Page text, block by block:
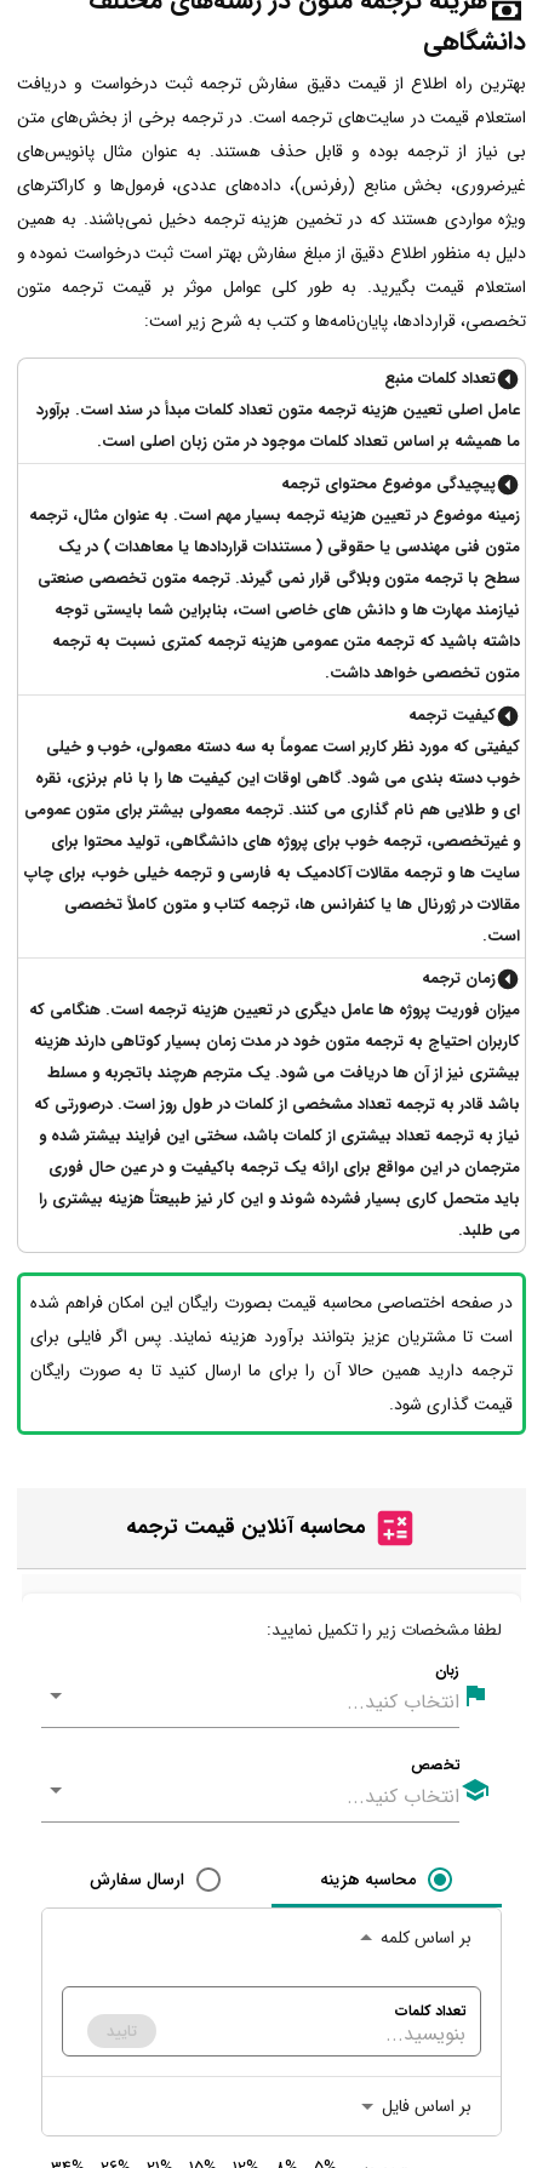
دانشگاهی
بهترین راه اطلاع از قیمت دقیق سفارش ترجمه ثبت درخواست و دریافت
استعلام قیمت در سایت‌های ترجمه است. در ترجمه برخی از بخش‌های متن
بی نیاز از ترجمه بوده و قابل حذف هستند. به عنوان مثال پانویس‌های
غیرضروری، بخش منابع (رفرنس)، داده‌های عددی، فرمول‌ها و کاراکترهای
ویژه مواردی هستند که در تخمین هزینه ترجمه دخیل نمی‌باشند. به همین
دلیل به منظور اطلاع دقیق از مبلغ سفارش بهتر است ثبت درخواست نموده و
استعلام قیمت بگیرید. به طور کلی عوامل موثر بر قیمت ترجمه متون
تخصصی، قراردادها، پایان‌نامه‌ها و کتب به شرح زیر است:
تعداد کلمات منبع
عامل اصلی تعیین هزینه ترجمه متون تعداد کلمات مبدأ در سند است. برآورد
ما همیشه بر اساس تعداد کلمات موجود در متن زبان اصلی است.
پیچیدگی موضوع محتوای ترجمه
زمینه موضوع در تعیین هزینه ترجمه بسیار مهم است. به عنوان مثال، ترجمه
متون فنی مهندسی یا حقوقی ( مستندات قراردادها یا معاهدات ) در یک
سطح با ترجمه متون وبلاگی قرار نمی گیرند. ترجمه متون تخصصی صنعتی
نیازمند مهارت ها و دانش های خاصی است، بنابراین شما بایستی توجه
داشته باشید که ترجمه متن عمومی هزینه ترجمه کمتری نسبت به ترجمه
متون تخصصی خواهد داشت.
کیفیت ترجمه
کیفیتی که مورد نظر کاربر است عموماً به سه دسته معمولی، خوب و خیلی
خوب دسته بندی می شود. گاهی اوقات این کیفیت ها را با نام برنزی، نقره
ای و طلایی هم نام گذاری می کنند. ترجمه معمولی بیشتر برای متون عمومی
و غیرتخصصی، ترجمه خوب برای پروژه های دانشگاهی، تولید محتوا برای
سایت ها و ترجمه مقالات آکادمیک به فارسی و ترجمه خیلی خوب، برای چاپ
مقالات در ژورنال ها یا کنفرانس ها، ترجمه کتاب و متون کاملاً تخصصی
است.
زمان ترجمه
میزان فوریت پروژه ها عامل دیگری در تعیین هزینه ترجمه است. هنگامی که
کاربران احتیاج به ترجمه متون خود در مدت زمان بسیار کوتاهی دارند هزینه
بیشتری نیز از آن ها دریافت می شود. یک مترجم هرچند باتجربه و مسلط
باشد قادر به ترجمه تعداد مشخصی از کلمات در طول روز است. درصورتی که
نیاز به ترجمه تعداد بیشتری از کلمات باشد، سختی این فرایند بیشتر شده و
مترجمان در این مواقع برای ارائه یک ترجمه باکیفیت و در عین حال فوری
باید متحمل کاری بسیار فشرده شوند و این کار نیز طبیعتاً هزینه بیشتری را
می طلبد.
در صفحه اختصاصی محاسبه قیمت بصورت رایگان این امکان فراهم شده
است تا مشتریان عزیز بتوانند برآورد هزینه نمایند. پس اگر فایلی برای
ترجمه دارید همین حالا آن را برای ما ارسال کنید تا به صورت رایگان
قیمت گذاری شود.
محاسبه آنلاین قیمت ترجمه